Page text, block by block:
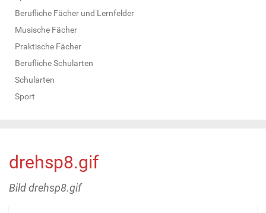
Berufliche Fächer und Lernfelder
Musische Fächer
Praktische Fächer
Berufliche Schularten
Schularten
Sport
drehsp8.gif
Bild drehsp8.gif